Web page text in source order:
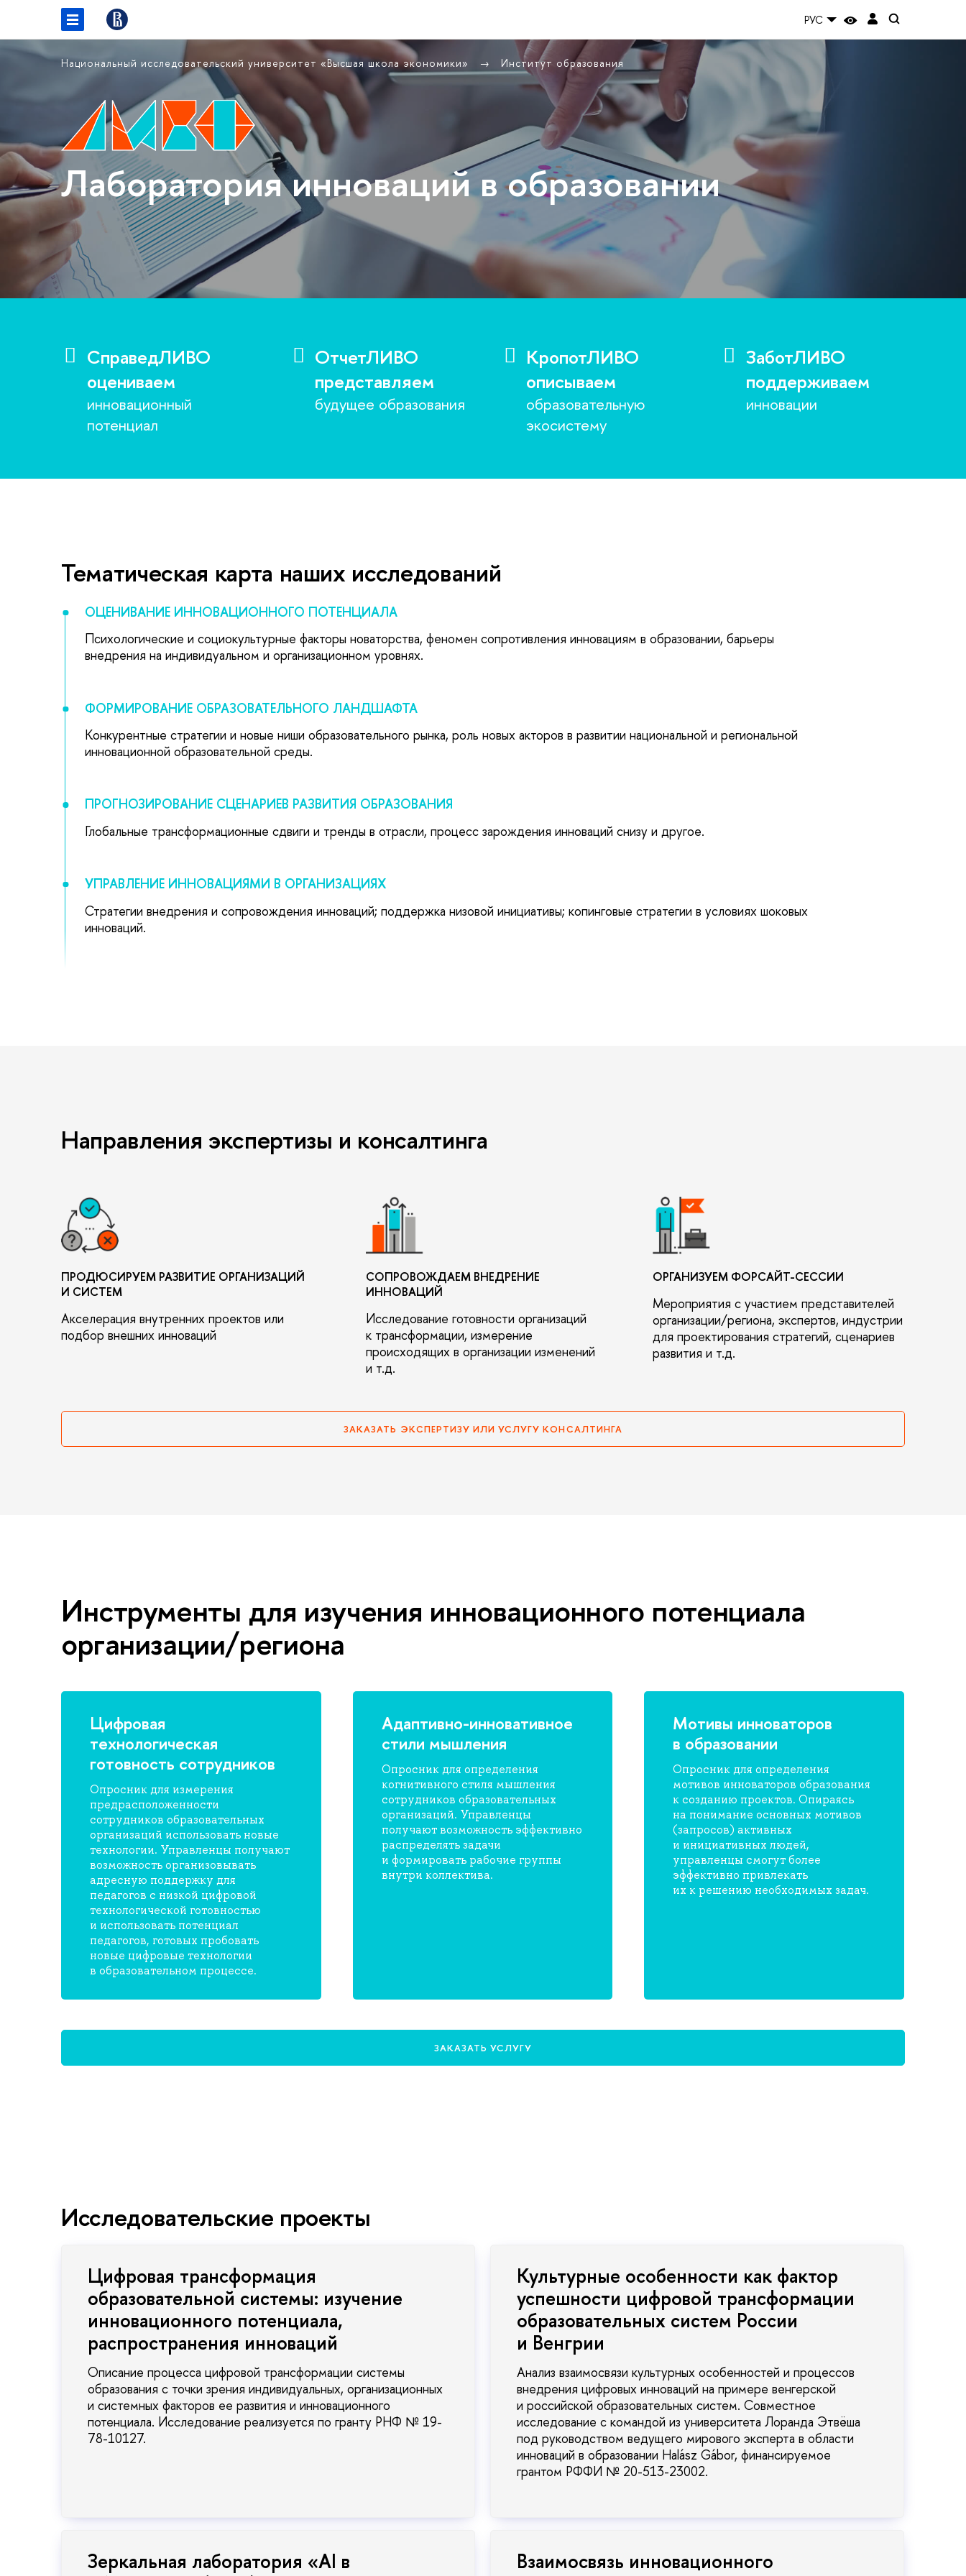
РУС
Национальный исследовательский университет «Высшая школа экономики» Институт образования
Лаборатория инноваций в образовании
СправедЛИВО
оцениваем
инновационный
потенциал
ОтчетЛИВО
представляем
будущее образования
КропотЛИВО
описываем
образовательную
экосистему
ЗаботЛИВО
поддерживаем
инновации
Тематическая карта наших исследований
ОЦЕНИВАНИЕ ИННОВАЦИОННОГО ПОТЕНЦИАЛА
Психологические и социокультурные факторы новаторства, феномен сопротивления инновациям в образовании, барьеры
внедрения на индивидуальном и организационном уровнях.
ФОРМИРОВАНИЕ ОБРАЗОВАТЕЛЬНОГО ЛАНДШАФТА
Конкурентные стратегии и новые ниши образовательного рынка, роль новых акторов в развитии национальной и региональной
инновационной образовательной среды.
ПРОГНОЗИРОВАНИЕ СЦЕНАРИЕВ РАЗВИТИЯ ОБРАЗОВАНИЯ
Глобальные трансформационные сдвиги и тренды в отрасли, процесс зарождения инноваций снизу и другое.
УПРАВЛЕНИЕ ИННОВАЦИЯМИ В ОРГАНИЗАЦИЯХ
Стратегии внедрения и сопровождения инноваций; поддержка низовой инициативы; копинговые стратегии в условиях шоковых
инноваций.
Направления экспертизы и консалтинга
ПРОДЮСИРУЕМ РАЗВИТИЕ ОРГАНИЗАЦИЙ
И СИСТЕМ
Акселерация внутренних проектов или
подбор внешних инноваций
СОПРОВОЖДАЕМ ВНЕДРЕНИЕ
ИННОВАЦИЙ
Исследование готовности организаций
к трансформации, измерение
происходящих в организации изменений
и т.д.
ОРГАНИЗУЕМ ФОРСАЙТ-СЕССИИ
Мероприятия с участием представителей
организации/региона, экспертов, индустрии
для проектирования стратегий, сценариев
развития и т.д.
ЗАКАЗАТЬ ЭКСПЕРТИЗУ ИЛИ УСЛУГУ КОНСАЛТИНГА
Инструменты для изучения инновационного потенциала
организации/региона
Цифровая
технологическая
готовность сотрудников
Опросник для измерения
предрасположенности
сотрудников образовательных
организаций использовать новые
технологии. Управленцы получают
возможность организовывать
адресную поддержку для
педагогов с низкой цифровой
технологической готовностью
и использовать потенциал
педагогов, готовых пробовать
новые цифровые технологии
в образовательном процессе.
Адаптивно-инновативное
стили мышления
Опросник для определения
когнитивного стиля мышления
сотрудников образовательных
организаций. Управленцы
получают возможность эффективно
распределять задачи
и формировать рабочие группы
внутри коллектива.
Мотивы инноваторов
в образовании
Опросник для определения
мотивов инноваторов образования
к созданию проектов. Опираясь
на понимание основных мотивов
(запросов) активных
и инициативных людей,
управленцы смогут более
эффективно привлекать
их к решению необходимых задач.
ЗАКАЗАТЬ УСЛУГУ
Исследовательские проекты
Цифровая трансформация
образовательной системы: изучение
инновационного потенциала,
распространения инноваций
Описание процесса цифровой трансформации системы
образования с точки зрения индивидуальных, организационных
и системных факторов ее развития и инновационного
потенциала. Исследование реализуется по гранту РНФ № 19-
78-10127.
Зеркальная лаборатория «AI в
Культурные особенности как фактор
успешности цифровой трансформации
образовательных систем России
и Венгрии
Анализ взаимосвязи культурных особенностей и процессов
внедрения цифровых инноваций на примере венгерской
и российской образовательных систем. Совместное
исследование с командой из университета Лоранда Этвёша
под руководством ведущего мирового эксперта в области
инноваций в образовании Halász Gábor, финансируемое
грантом РФФИ № 20-513-23002.
Взаимосвязь инновационного